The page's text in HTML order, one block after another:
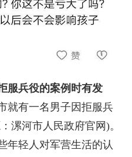
服兵役的案例时有发
就有一名男子因拒服兵
漯河市人民政府官网)。
年轻人对军营生活的认